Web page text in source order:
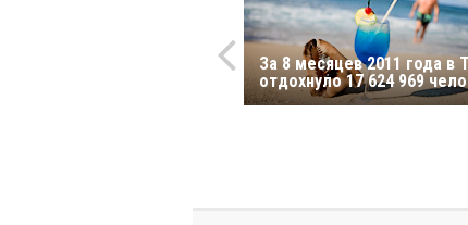
За 8 месяцев 2011 года в
отдохнуло 17 624 969